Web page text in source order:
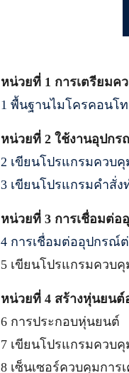
หน่วยที่ 1 การเตรียมค
1 พื้นฐานไมโครคอนโท
หน่วยที่ 2 ใช้งานอุปก
2 เขียนโปรแกรมควบ
3 เขียนโปรแกรมคำสั่
หน่วยที่ 3 การเชื่อมต่อ
4 การเชื่อมต่ออุปกรณ์ต่
5 เขียนโปรแกรมควบ
หน่วยที่ 4 สร้างหุ่นยนต์
6 การประกอบหุ่นยนต์
7 เขียนโปรแกรมควบ
8 เซ็นเซอร์ควบคุมการ